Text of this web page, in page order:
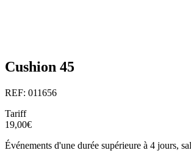
Cushion 45
REF: 011656
Tariff
19,00€
Événements d'une durée supérieure à 4 jours,